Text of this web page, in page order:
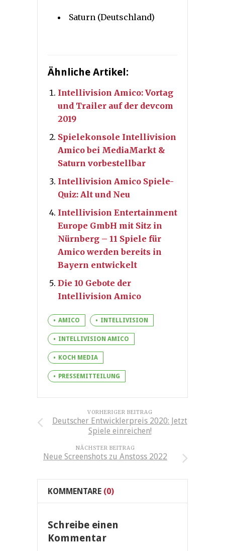
Saturn (Deutschland)
Ähnliche Artikel:
Intellivision Amico: Vortag
und Trailer auf der devcom
2019
Spielekonsole Intellivision
Amico bei MediaMarkt &
Saturn vorbestellbar
Intellivision Amico Spiele-
Quiz: Alt und Neu
Intellivision Entertainment
Europe GmbH mit Sitz in
Nürnberg – 11 Spiele für
Amico werden bereits in
Bayern entwickelt
Die 10 Gebote der
Intellivision Amico
AMICO INTELLIVISION
INTELLIVISION AMICO
KOCH MEDIA
PRESSEMITTEILUNG
VORHERIGER BEITRAG
Deutscher Entwicklerpreis 2020: Jetzt
Spiele einreichen!
NÄCHSTER BEITRAG
Neue Screenshots zu Anstoss 2022
KOMMENTARE (0)
Schreibe einen
Kommentar